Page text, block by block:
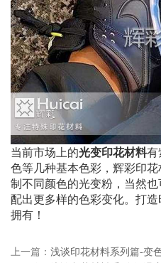
当前市场上的光变印花材料有
色等几种基本色彩，辉彩印
制不同颜色的光变粉，当然
配出更多样的色彩变化。打
拥有！
上一篇： 浅谈印花材料系列篇-变